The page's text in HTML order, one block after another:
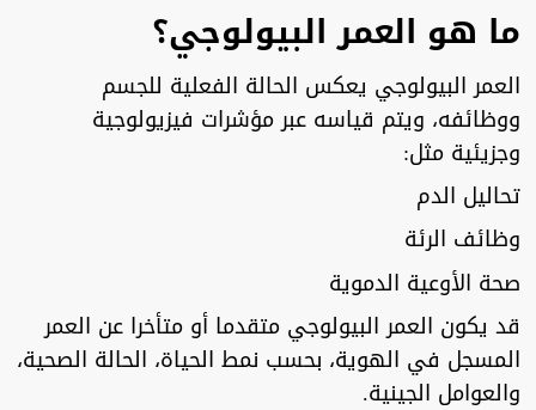
ما هو العمر البيولوجي؟
العمر البيولوجي يعكس الحالة الفعلية للجسم
ووظائفه، ويتم قياسه عبر مؤشرات فيزيولوجية
وجزيئية مثل:
تحاليل الدم
وظائف الرئة
صحة الأوعية الدموية
قد يكون العمر البيولوجي متقدما أو متأخرا عن العمر
المسجل في الهوية، بحسب نمط الحياة، الحالة الصحية،
والعوامل الجينية.